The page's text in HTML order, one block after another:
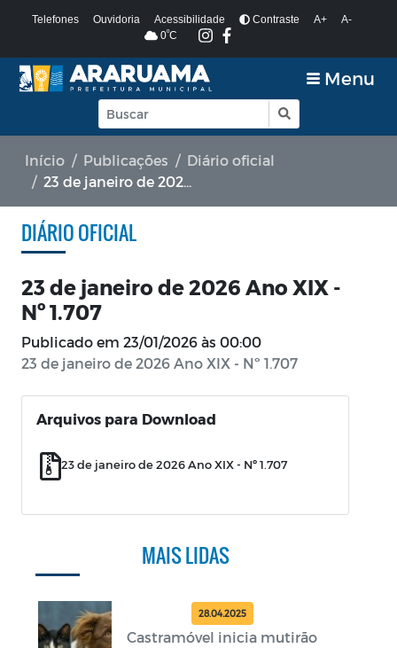
Telefones Ouvidoria Acessibilidade Contraste A+
A-
0ºC
Menu
Início Publicações
Diário oficial
23 de janeiro de 2026 Ano XIX - Nº 1.707
DIÁRIO OFICIAL
23 de janeiro de 2026 Ano XIX -
Nº 1.707
Publicado em 23/01/2026 às 00:00
23 de janeiro de 2026 Ano XIX - Nº 1.707
Arquivos para Download
23 de janeiro de 2026 Ano XIX - Nº 1.707
MAIS LIDAS
28.04.2025
Castramóvel inicia mutirão